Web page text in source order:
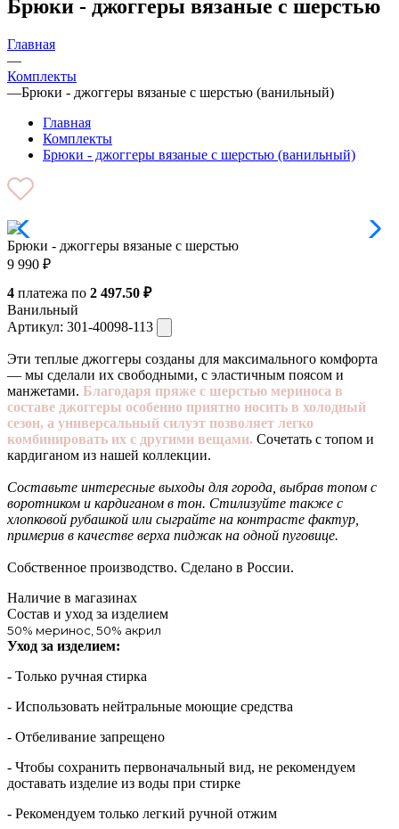
Брюки - джоггеры вязаные с шерстью
Главная
—
Комплекты
—Брюки - джоггеры вязаные с шерстью (ванильный)
Главная
Комплекты
Брюки - джоггеры вязаные с шерстью (ванильный)
Брюки - джоггеры вязаные с шерстью
9 990 ₽
4 платежа по 2 497.50 ₽
Ванильный
Артикул: 301-40098-113
Эти теплые джоггеры созданы для максимального комфорта
— мы сделали их свободными, с эластичным поясом и
манжетами. Благодаря пряже с шерстью мериноса в
составе джоггеры особенно приятно носить в холодный
сезон, а универсальный силуэт позволяет легко
комбинировать их с другими вещами. Сочетать с топом и
кардиганом из нашей коллекции.
Составьте интересные выходы для города, выбрав топом с
воротником и кардиганом в тон. Стилизуйте также с
хлопковой рубашкой или сыграйте на контрасте фактур,
примерив в качестве верха пиджак на одной пуговице.
Собственное производство. Сделано в России.
Наличие в магазинах
Состав и уход за изделием
50% меринос, 50% акрил
Уход за изделием:
- Только ручная стирка
- Использовать нейтральные моющие средства
- Отбеливание запрещено
- Чтобы сохранить первоначальный вид, не рекомендуем
доставать изделие из воды при стирке
- Рекомендуем только легкий ручной отжим